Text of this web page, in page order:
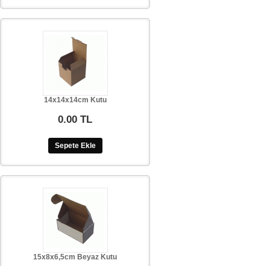
14x14x14cm Kutu
0.00 TL
Sepete Ekle
15x8x6,5cm Beyaz Kutu